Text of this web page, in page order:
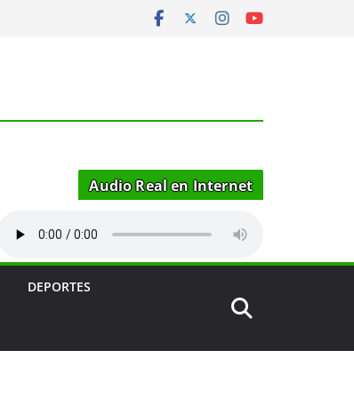
Audio Real en Internet
DEPORTES